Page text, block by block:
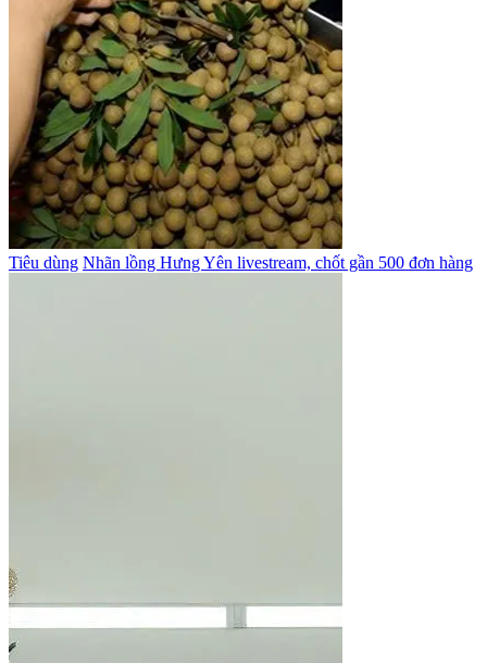
Tiêu dùng Nhãn lồng Hưng Yên livestream, chốt gần 500 đơn hàng